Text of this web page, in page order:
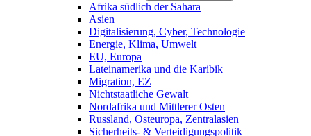
Afrika südlich der Sahara
Asien
Digitalisierung, Cyber, Technologie
Energie, Klima, Umwelt
EU, Europa
Lateinamerika und die Karibik
Migration, EZ
Nichtstaatliche Gewalt
Nordafrika und Mittlerer Osten
Russland, Osteuropa, Zentralasien
Sicherheits- & Verteidigungspolitik